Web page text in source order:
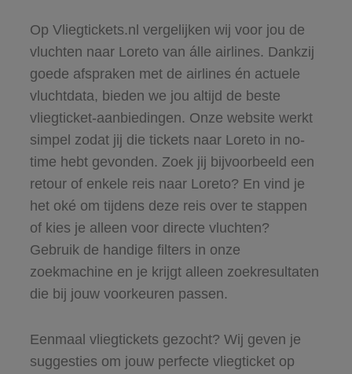
Op Vliegtickets.nl vergelijken wij voor jou de
vluchten naar Loreto van álle airlines. Dankzij
goede afspraken met de airlines én actuele
vluchtdata, bieden we jou altijd de beste
vliegticket-aanbiedingen. Onze website werkt
simpel zodat jij die tickets naar Loreto in no-
time hebt gevonden. Zoek jij bijvoorbeeld een
retour of enkele reis naar Loreto? En vind je
het oké om tijdens deze reis over te stappen
of kies je alleen voor directe vluchten?
Gebruik de handige filters in onze
zoekmachine en je krijgt alleen zoekresultaten
die bij jouw voorkeuren passen.
Eenmaal vliegtickets gezocht? Wij geven je
suggesties om jouw perfecte vliegticket op